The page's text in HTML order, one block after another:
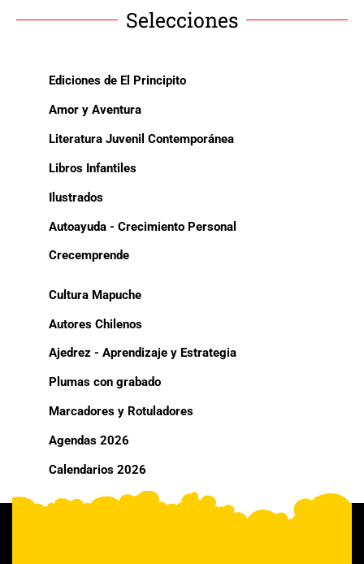
Selecciones
Ediciones de El Principito
Amor y Aventura
Literatura Juvenil Contemporánea
Libros Infantiles
Ilustrados
Autoayuda - Crecimiento Personal
Crecemprende
Cultura Mapuche
Autores Chilenos
Ajedrez - Aprendizaje y Estrategia
Plumas con grabado
Marcadores y Rotuladores
Agendas 2026
Calendarios 2026